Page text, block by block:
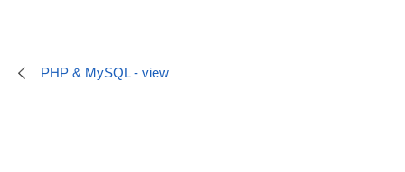
PHP & MySQL - view